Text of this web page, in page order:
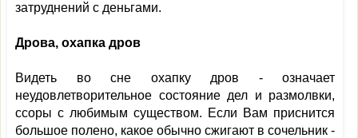
затруднений с деньгами.
Дрова, охапка дров
Видеть во сне охапку дров - означает
неудовлетворительное состояние дел и размолвки,
ссоры с любимым существом. Если Вам приснится
большое полено, какое обычно сжигают в сочельник -